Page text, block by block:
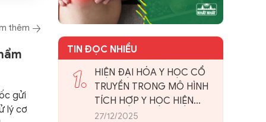
thêm
gửi
lý cơ
TIN ĐỌC NHIỀU
1.
HIỆN ĐẠI HÓA Y HỌC CỔ
TRUYỀN TRONG MÔ HÌNH
TÍCH HỢP Y HỌC HIỆN
ĐẠI: NHÌN TỪ THỰC TIỄN
27/12/2025